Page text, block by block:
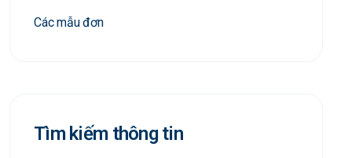
Các mẫu đơn
Tìm kiếm thông tin